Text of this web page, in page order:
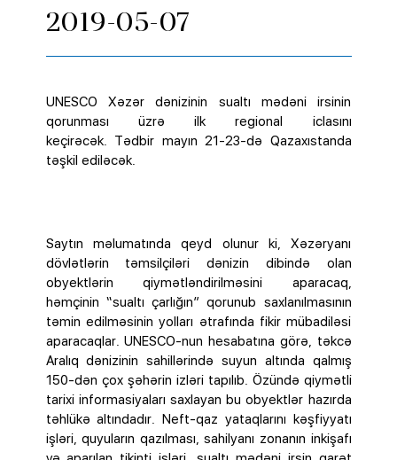
2019-05-07
UNESCO Xəzər dənizinin sualtı mədəni irsinin
qorunması üzrə ilk regional iclasını
keçirəcək. Tədbir mayın 21-23-də Qazaxıstanda
təşkil ediləcək.
Saytın məlumatında qeyd olunur ki, Xəzəryanı
dövlətlərin təmsilçiləri dənizin dibində olan
obyektlərin qiymətləndirilməsini aparacaq,
həmçinin “sualtı çarlığın” qorunub saxlanılmasının
təmin edilməsinin yolları ətrafında fikir mübadiləsi
aparacaqlar. UNESCO-nun hesabatına görə, təkcə
Aralıq dənizinin sahillərində suyun altında qalmış
150-dən çox şəhərin izləri tapılıb. Özündə qiymətli
tarixi informasiyaları saxlayan bu obyektlər hazırda
təhlükə altındadır. Neft-qaz yataqlarını kəşfiyyatı
işləri, quyuların qazılması, sahilyanı zonanın inkişafı